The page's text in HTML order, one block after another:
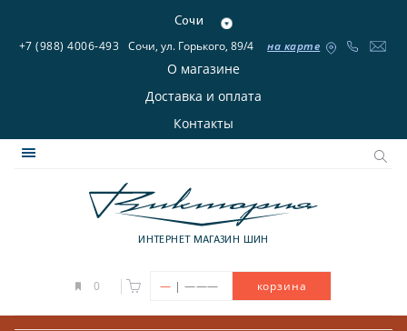
Сочи
+7 (988) 4006-493 Сочи, ул. Горького, 89/4 на карте
О магазине
Доставка и оплата
Контакты
ИНТЕРНЕТ МАГАЗИН ШИН
0 — | ——— корзина